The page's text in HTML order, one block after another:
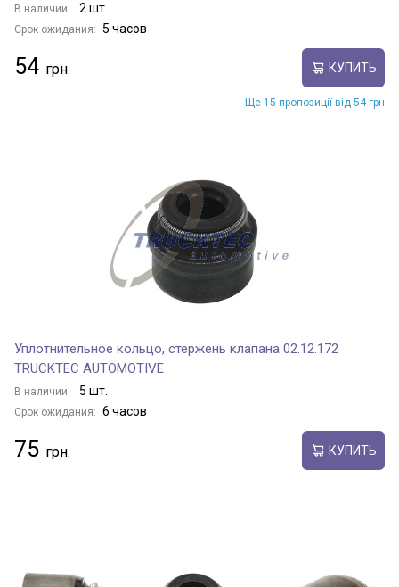
В наличии: 2 шт.
Срок ожидания: 5 часов
54 КУПИТЬ
Ще 15 пропозиції від 54 грн
Уплотнительное кольцо, стержень клапана 02.12.172
TRUCKTEC AUTOMOTIVE
В наличии: 5 шт.
Срок ожидания: 6 часов
75 КУПИТЬ